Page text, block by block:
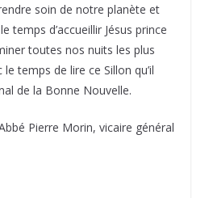
soin de notre planète et
temps d’accueillir Jésus prince
toutes nos nuits les plus
temps de lire ce Sillon qu’il
de la Bonne Nouvelle.
Pierre Morin, vicaire général